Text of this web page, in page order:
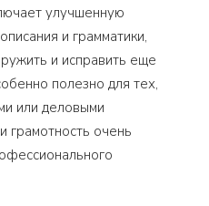
улучшенную
и грамматики,
и исправить еще
полезно для тех,
или деловыми
грамотность очень